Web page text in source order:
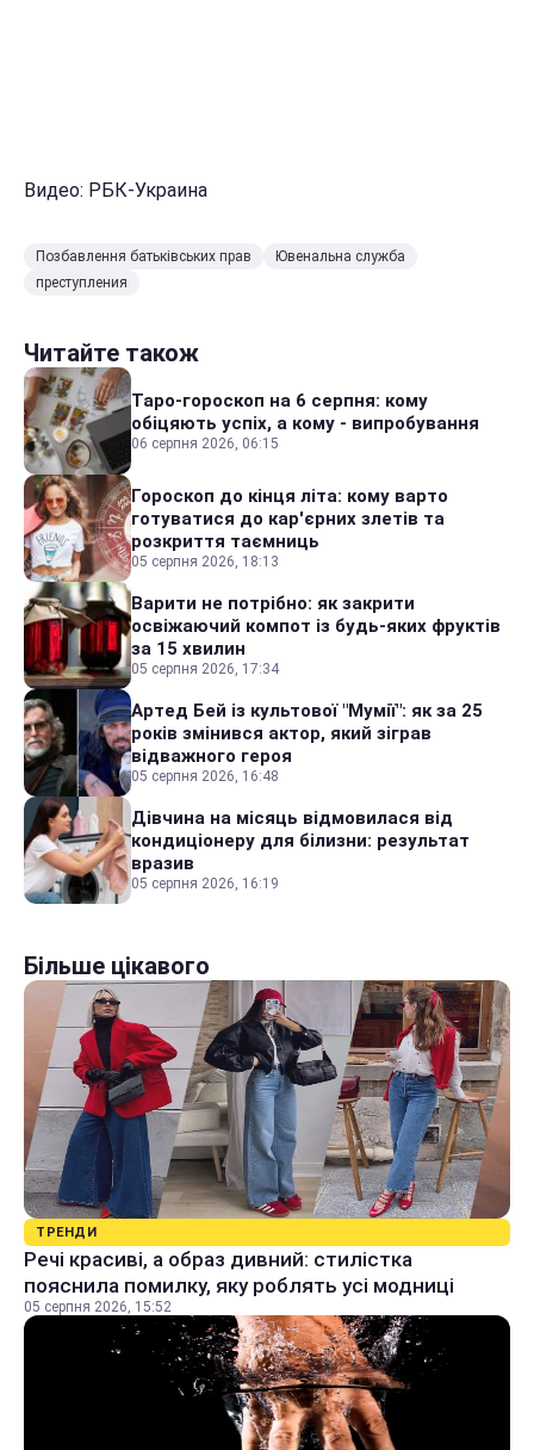
Видео: РБК-Украина
Позбавлення батьківських прав
Ювенальна служба
преступления
Читайте також
Таро-гороскоп на 6 серпня: кому
обіцяють успіх, а кому - випробування
06 серпня 2026, 06:15
Гороскоп до кінця літа: кому варто
готуватися до кар'єрних злетів та
розкриття таємниць
05 серпня 2026, 18:13
Варити не потрібно: як закрити
освіжаючий компот із будь-яких фруктів
за 15 хвилин
05 серпня 2026, 17:34
Артед Бей із культової "Мумії": як за 25
років змінився актор, який зіграв
відважного героя
05 серпня 2026, 16:48
Дівчина на місяць відмовилася від
кондиціонеру для білизни: результат
вразив
05 серпня 2026, 16:19
Більше цікавого
ТРЕНДИ
Речі красиві, а образ дивний: стилістка
пояснила помилку, яку роблять усі модниці
05 серпня 2026, 15:52